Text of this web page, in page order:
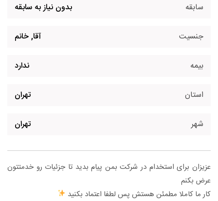
سابقه بدون نیاز به سابقه
جنسیت آقا, خانم
بیمه ندارد
استان تهران
شهر تهران
عزیزان برای استخدام در شرکت بمن پیام بدید تا جزئیات رو خدمتتون
عرض بکنم
کار ما کاملا مطمئن هستش پس لطفا اعتماد بکنید